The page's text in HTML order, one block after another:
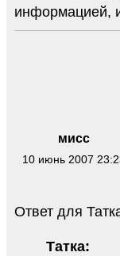
информацией,
мисс
10 июнь 2007
Ответ для
Татка: